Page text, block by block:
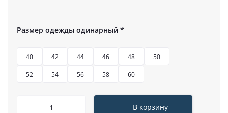
Размер одежды одинарный *
40 42 44 46 48 50
52 54 56 58 60
В корзину